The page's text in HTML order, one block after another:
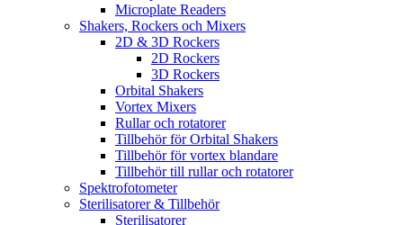
Microplate Readers
Shakers, Rockers och Mixers
2D & 3D Rockers
2D Rockers
3D Rockers
Orbital Shakers
Vortex Mixers
Rullar och rotatorer
Tillbehör för Orbital Shakers
Tillbehör för vortex blandare
Tillbehör till rullar och rotatorer
Spektrofotometer
Sterilisatorer & Tillbehör
Sterilisatorer